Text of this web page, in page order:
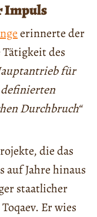
Impuls
erinnerte der
des
für
Durchbruch“
die das
auf Jahre hinaus
staatlicher
Er wies